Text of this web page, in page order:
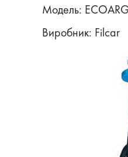
Модель:
Виробник: Filcar